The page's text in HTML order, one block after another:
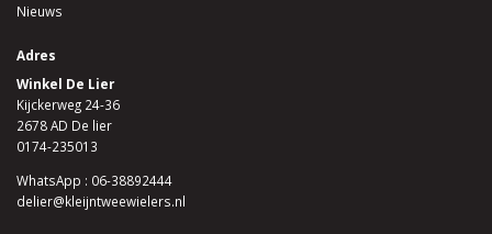
Nieuws
Adres
Winkel De Lier
Kijckerweg 24-36
2678 AD De lier
0174-235013
WhatsApp : 06-38892444
delier@kleijntweewielers.nl